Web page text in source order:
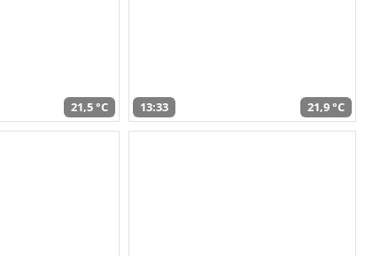
21,5 °C 13:33 21,9 °C